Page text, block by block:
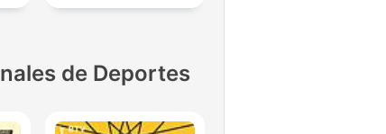
de Deportes